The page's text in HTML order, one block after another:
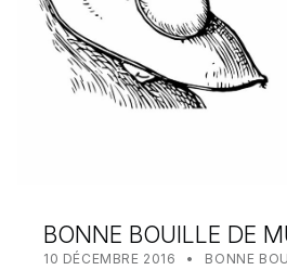
BONNE BOUILLE DE
POSTED ON:
10 DÉCEMBRE 2016 WRITTEN
MEALIN
CATEGORIZED IN:
BONNE